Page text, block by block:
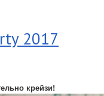
2017
крейзи!